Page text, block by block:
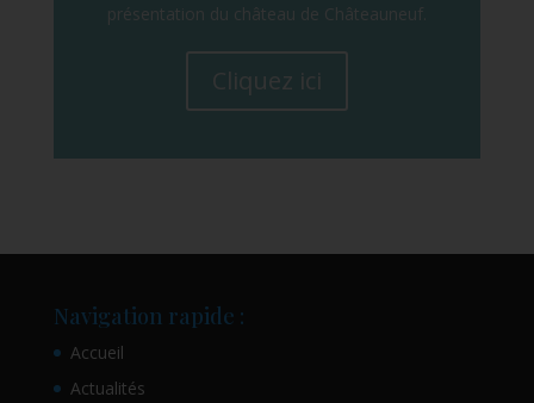
présentation du château de Châteauneuf.
Cliquez ici
Navigation rapide :
Accueil
Actualités